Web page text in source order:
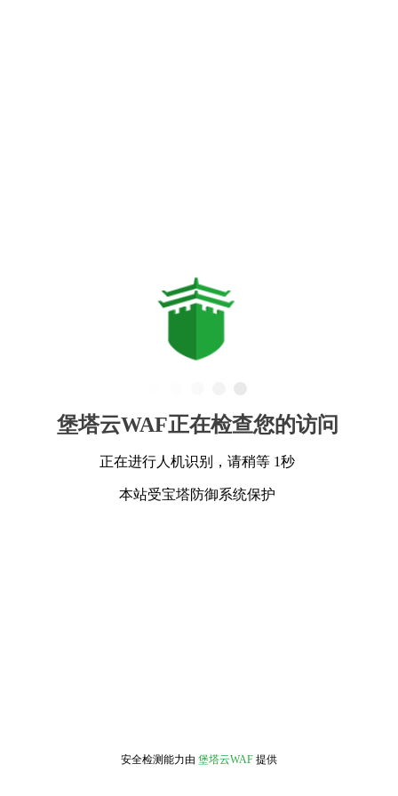
堡塔云WAF正在检查您的访问
正在进行人机识别，请稍等 1秒
本站受宝塔防御系统保护
安全检测能力由 堡塔云WAF 提供